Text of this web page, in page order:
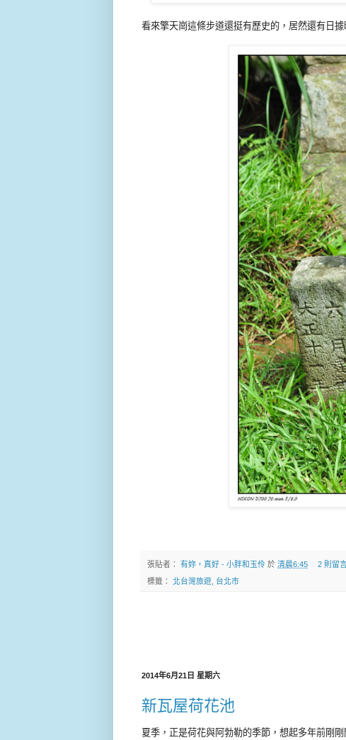
看來擎天崗這條步道還挺有歷史的，居然還有日
張貼者： 有妳，真好 - 小胖和玉伶 於 清晨6:45 2 則留
標籤： 北台灣旅遊 台北市
2014年6月21日 星期六
新瓦屋荷花池
夏季，正是荷花與阿勃勒的季節，想起多年前剛